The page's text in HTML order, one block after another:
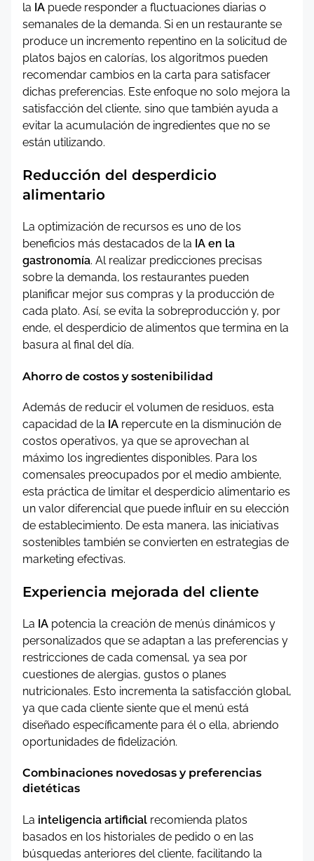
la IA puede responder a fluctuaciones diarias o
semanales de la demanda. Si en un restaurante se
produce un incremento repentino en la solicitud de
platos bajos en calorías, los algoritmos pueden
recomendar cambios en la carta para satisfacer
dichas preferencias. Este enfoque no solo mejora la
satisfacción del cliente, sino que también ayuda a
evitar la acumulación de ingredientes que no se
están utilizando.
Reducción del desperdicio
alimentario
La optimización de recursos es uno de los
beneficios más destacados de la IA en la
gastronomía. Al realizar predicciones precisas
sobre la demanda, los restaurantes pueden
planificar mejor sus compras y la producción de
cada plato. Así, se evita la sobreproducción y, por
ende, el desperdicio de alimentos que termina en la
basura al final del día.
Ahorro de costos y sostenibilidad
Además de reducir el volumen de residuos, esta
capacidad de la IA repercute en la disminución de
costos operativos, ya que se aprovechan al
máximo los ingredientes disponibles. Para los
comensales preocupados por el medio ambiente,
esta práctica de limitar el desperdicio alimentario es
un valor diferencial que puede influir en su elección
de establecimiento. De esta manera, las iniciativas
sostenibles también se convierten en estrategias de
marketing efectivas.
Experiencia mejorada del cliente
La IA potencia la creación de menús dinámicos y
personalizados que se adaptan a las preferencias y
restricciones de cada comensal, ya sea por
cuestiones de alergias, gustos o planes
nutricionales. Esto incrementa la satisfacción global,
ya que cada cliente siente que el menú está
diseñado específicamente para él o ella, abriendo
oportunidades de fidelización.
Combinaciones novedosas y preferencias
dietéticas
La inteligencia artificial recomienda platos
basados en los historiales de pedido o en las
búsquedas anteriores del cliente, facilitando la